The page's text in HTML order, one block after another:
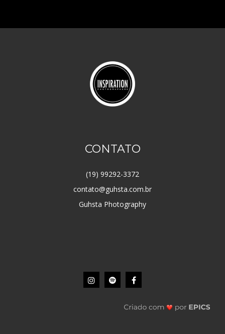
CONTATO
(19) 99292-3372
contato@guhsta.com.br
Guhsta Photography